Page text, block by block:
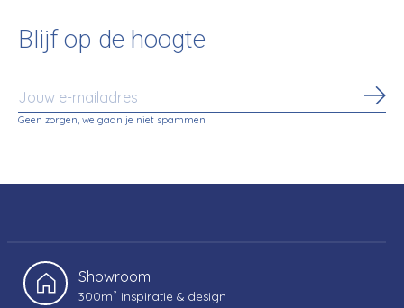
Blijf op de hoogte
Geen zorgen, we gaan je niet spammen
Showroom
300m² inspiratie & design